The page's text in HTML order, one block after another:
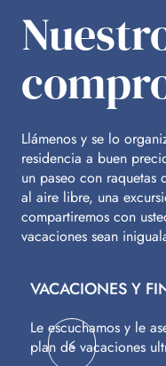
Llámenos y se lo
residencia a buen
un paseo con
al aire libre, una
compartiremos con
vacaciones sean
VACACIONES Y
Le escuchamos y le
plan de vacaciones